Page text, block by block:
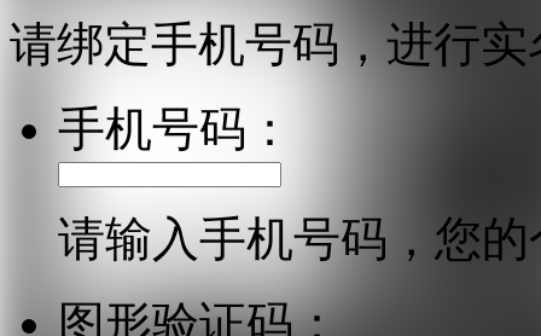
请绑定手机号码，进行
手机号码：
请输入手机号码，您
图形验证码：